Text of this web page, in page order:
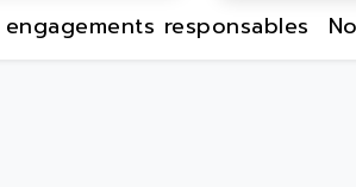
engagements responsables